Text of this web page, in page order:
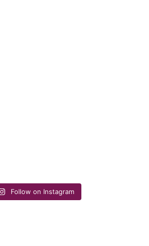
Follow on Instagram